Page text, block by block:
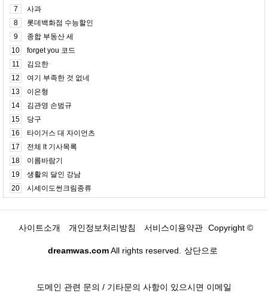
7
사과
8
롯데백화점 수능할인
9
종합 부동산 세
10
forget you 코드
11
김요한
12
여기 부족한 것 없네
13
이은형
14
김관영 손범규
15
당구
16
타이거스 대 자이언츠
17
전체 lt 기사목록
18
이름바람기
19
생활의 달인 강남
20
시세이도썬크림종류
사이트소개 개인정보처리방침 서비스이용약관 Copyright ©
dreamwas.comAll rights reserved. 상단으로
도메인 관련 문의 / 기타문의 사항이 있으시면 이메일